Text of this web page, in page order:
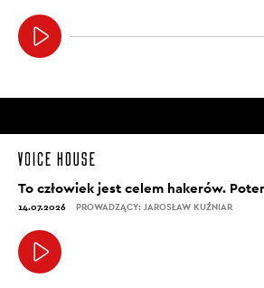
To człowiek jest celem hakerów.
14.07.2026 PROWADZĄCY: JAROSŁAW KUŹNIAR